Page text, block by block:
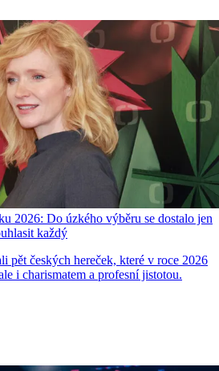
2026: Do úzkého výběru se dostalo jen
každý
pět českých hereček, které v roce 2026
i charismatem a profesní jistotou.